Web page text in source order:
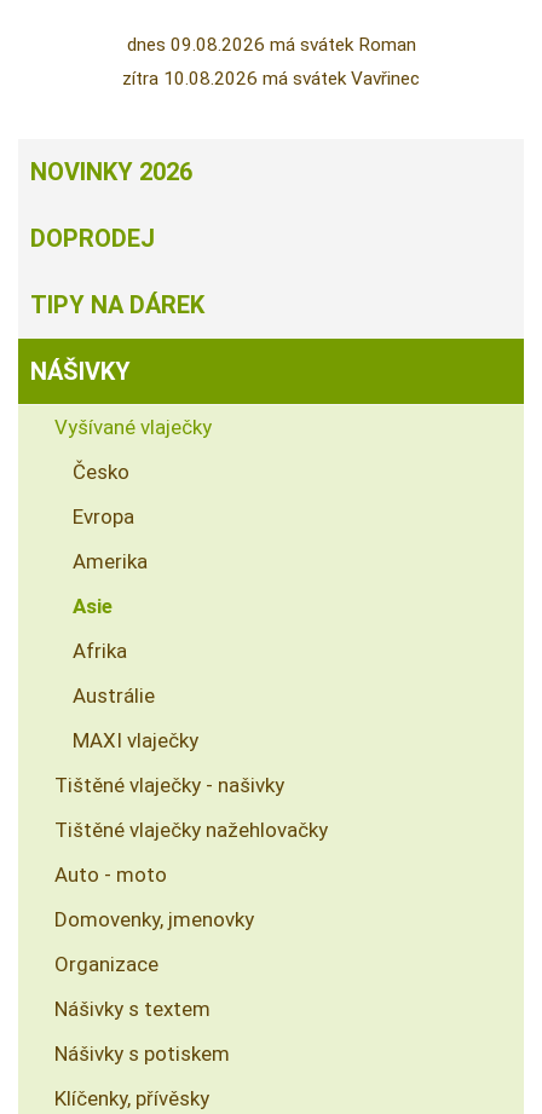
dnes 09.08.2026 má svátek Roman
zítra 10.08.2026 má svátek Vavřinec
NOVINKY 2026
DOPRODEJ
TIPY NA DÁREK
NÁŠIVKY
Vyšívané vlaječky
Česko
Evropa
Amerika
Asie
Afrika
Austrálie
MAXI vlaječky
Tištěné vlaječky - našivky
Tištěné vlaječky nažehlovačky
Auto - moto
Domovenky, jmenovky
Organizace
Nášivky s textem
Nášivky s potiskem
Klíčenky, přívěsky